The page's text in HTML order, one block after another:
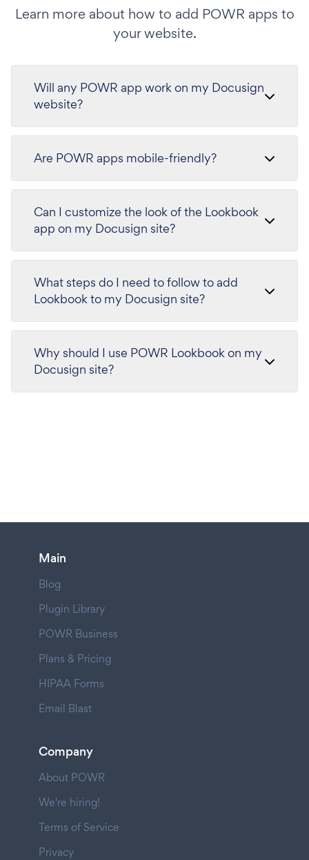
Learn more about how to add POWR apps to
your website.
Will any POWR app work on my Docusign
website?
Are POWR apps mobile-friendly?
Can I customize the look of the Lookbook
app on my Docusign site?
What steps do I need to follow to add
Lookbook to my Docusign site?
Why should I use POWR Lookbook on my
Docusign site?
Main
Blog
Plugin Library
POWR Business
Plans & Pricing
HIPAA Forms
Email Blast
Company
About POWR
We're hiring!
Terms of Service
Privacy